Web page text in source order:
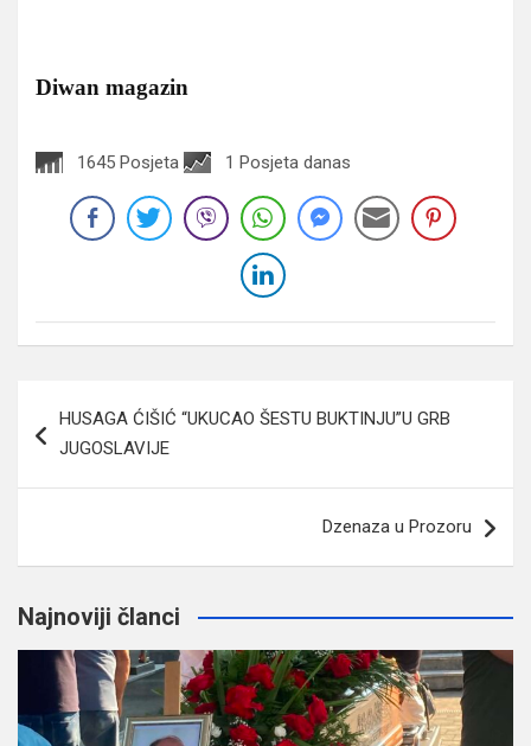
Diwan magazin
1645 Posjeta 1 Posjeta danas
članaka
HUSAGA ĆIŠIĆ “UKUCAO ŠESTU BUKTINJU”U GRB
JUGOSLAVIJE
Dzenaza u Prozoru
Najnoviji članci